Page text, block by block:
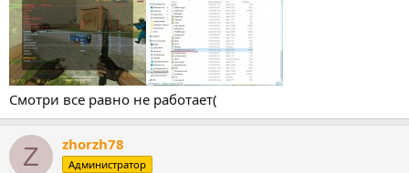
Смотри все равно не работает(
Z zhorzh78
Администратор